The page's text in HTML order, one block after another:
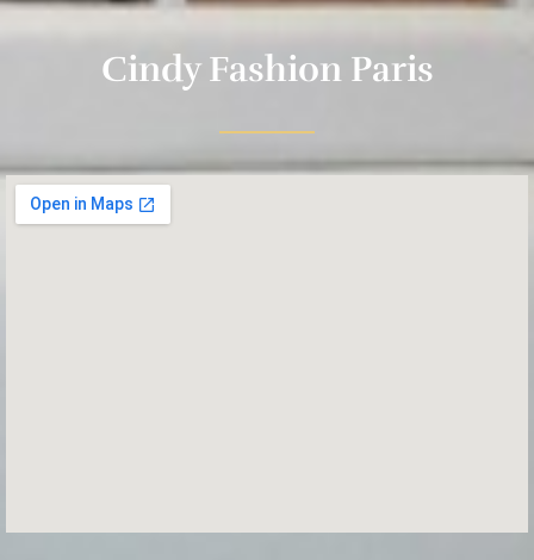
Cindy Fashion Paris